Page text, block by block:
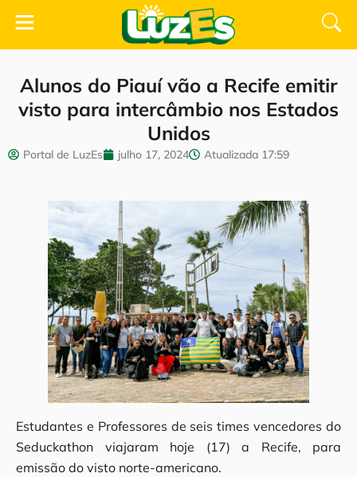
Alunos do Piauí vão a Recife emitir
visto para intercâmbio nos Estados
Unidos
Portal de LuzEs julho 17, 2024 Atualizada 17:59
Estudantes e Professores de seis times vencedores do
Seduckathon viajaram hoje (17) a Recife, para
emissão do visto norte-americano.